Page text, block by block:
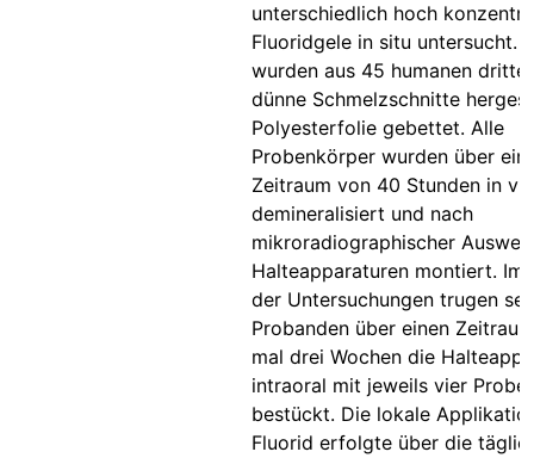
unterschiedlich hoch
Fluoridgele in situ untersucht.
wurden aus 45 humanen
dünne Schmelzschnitte
Polyesterfolie gebettet. Alle
Probenkörper wurden über
Zeitraum von 40 Stunden in
demineralisiert und nach
mikroradiographischer
Halteapparaturen montiert. Im
der Untersuchungen trugen
Probanden über einen
mal drei Wochen die
intraoral mit jeweils vier
bestückt. Die lokale
Fluorid erfolgte über die